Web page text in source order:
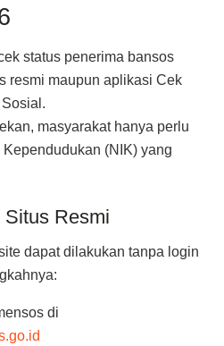
status penerima bansos
resmi maupun aplikasi Cek
masyarakat hanya perlu
(NIK) yang
Resmi
dapat dilakukan tanpa login
di